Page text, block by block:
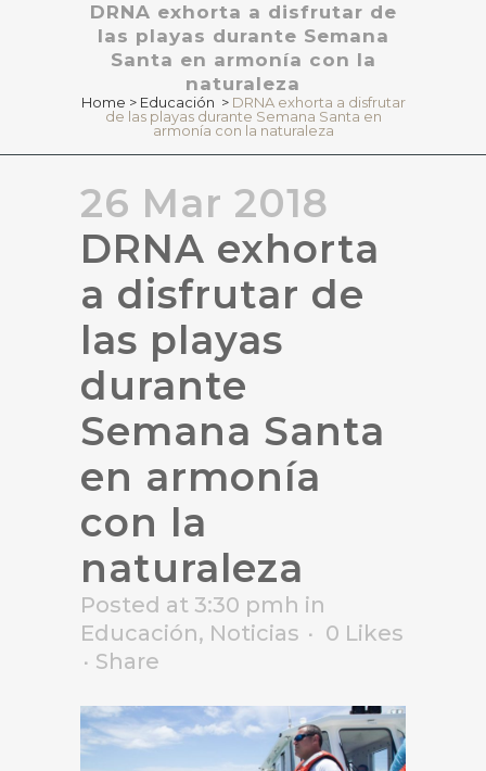
DRNA exhorta a disfrutar de
las playas durante Semana
Santa en armonía con la
naturaleza
Home > Educación > DRNA exhorta a disfrutar
de las playas durante Semana Santa en
armonía con la naturaleza
26 Mar 2018
DRNA exhorta
a disfrutar de
las playas
durante
Semana Santa
en armonía
con la
naturaleza
Posted at 3:30 pmh in
Educación, Noticias 0 Likes
Share